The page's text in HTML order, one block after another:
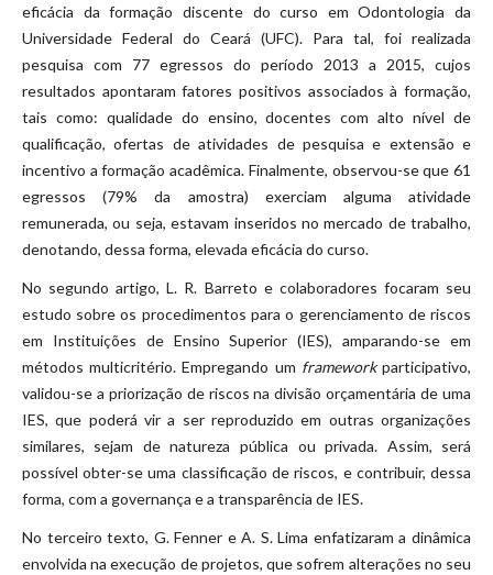
eficácia da formação discente do curso em Odontologia da
Universidade Federal do Ceará (UFC). Para tal, foi realizada
pesquisa com 77 egressos do período 2013 a 2015, cujos
resultados apontaram fatores positivos associados à formação,
tais como: qualidade do ensino, docentes com alto nível de
qualificação, ofertas de atividades de pesquisa e extensão e
incentivo a formação acadêmica. Finalmente, observou-se que 61
egressos (79% da amostra) exerciam alguma atividade
remunerada, ou seja, estavam inseridos no mercado de trabalho,
denotando, dessa forma, elevada eficácia do curso.
No segundo artigo, L. R. Barreto e colaboradores focaram seu
estudo sobre os procedimentos para o gerenciamento de riscos
em Instituições de Ensino Superior (IES), amparando-se em
métodos multicritério. Empregando um frameworkparticipativo,
validou-se a priorização de riscos na divisão orçamentária de uma
IES, que poderá vir a ser reproduzido em outras organizações
similares, sejam de natureza pública ou privada. Assim, será
possível obter-se uma classificação de riscos, e contribuir, dessa
forma, com a governança e a transparência de IES.
No terceiro texto, G. Fenner e A. S. Lima enfatizaram a dinâmica
envolvida na execução de projetos, que sofrem alterações no seu